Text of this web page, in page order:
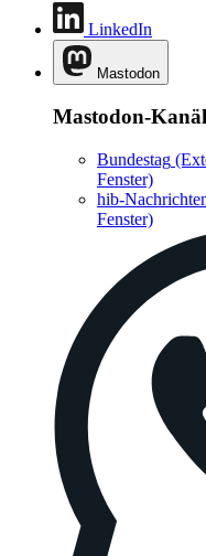
LinkedIn
Mastodon
Mastodon-
Bundestag
Fenster)
hib-
Fenster)